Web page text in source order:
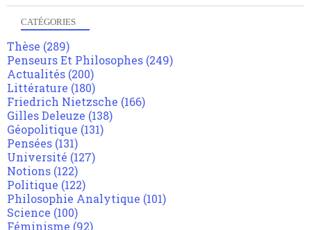
CATÉGORIES
Thèse (289)
Penseurs Et Philosophes (249)
Actualités (200)
Littérature (180)
Friedrich Nietzsche (166)
Gilles Deleuze (138)
Géopolitique (131)
Pensées (131)
Université (127)
Notions (122)
Politique (122)
Philosophie Analytique (101)
Science (100)
Féminisme (92)